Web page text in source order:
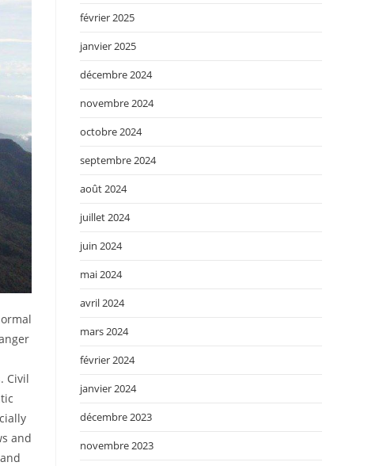
Civil
and
février 2025
janvier 2025
décembre 2024
novembre 2024
octobre 2024
septembre 2024
août 2024
juillet 2024
juin 2024
mai 2024
avril 2024
mars 2024
février 2024
janvier 2024
décembre 2023
novembre 2023